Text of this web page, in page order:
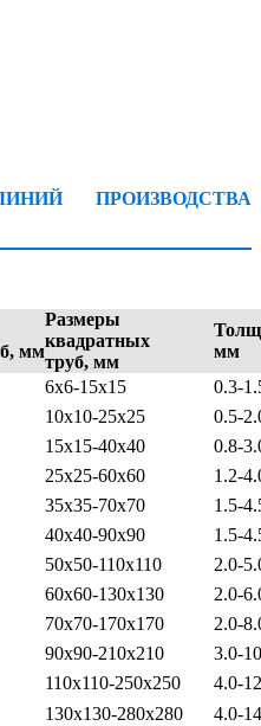
ПРОИЗВОДСТВА
мм
Размеры
квадратных
труб, мм
мм
6x6-15x15
0.3-
10x10-25x25
0.5-
15x15-40x40
0.8-
25x25-60x60
1.2-
35x35-70x70
1.5-
40x40-90x90
1.5-
50x50-110x110
2.0-
60x60-130x130
2.0-
70x70-170x170
2.0-
90x90-210x210
3.0-
110x110-250x250
4.0-
130x130-280x280
4.0-